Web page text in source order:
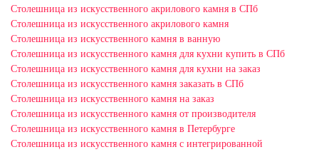
Столешница из искусственного акрилового камня в СПб
Столешница из искусственного акрилового камня
Столешница из искусственного камня в ванную
Столешница из искусственного камня для кухни купить в СПб
Столешница из искусственного камня для кухни на заказ
Столешница из искусственного камня заказать в СПб
Столешница из искусственного камня на заказ
Столешница из искусственного камня от производителя
Столешница из искусственного камня в Петербурге
Столешница из искусственного камня с интегрированной